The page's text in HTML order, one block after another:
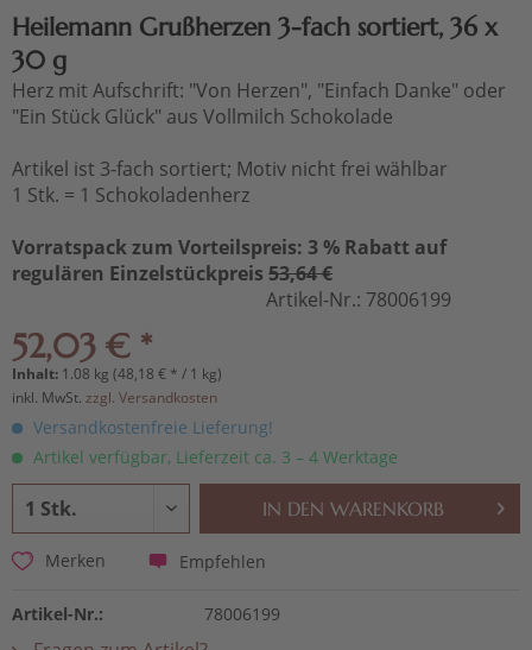
Heilemann Grußherzen 3-fach sortiert, 36 x
30 g
Herz mit Aufschrift: "Von Herzen", "Einfach Danke" oder
"Ein Stück Glück" aus Vollmilch Schokolade
Artikel ist 3-fach sortiert; Motiv nicht frei wählbar
1 Stk. = 1 Schokoladenherz
Vorratspack zum Vorteilspreis: 3 % Rabatt auf
regulären Einzelstückpreis 53,64 €
Artikel-Nr.: 78006199
52,03 € *
Inhalt: 1.08 kg (48,18 € * / 1 kg)
inkl. MwSt. zzgl. Versandkosten
Versandkostenfreie Lieferung!
Artikel verfügbar, Lieferzeit ca. 3 – 4 Werktage
IN DEN WARENKORB
Merken Empfehlen
Artikel-Nr.: 78006199